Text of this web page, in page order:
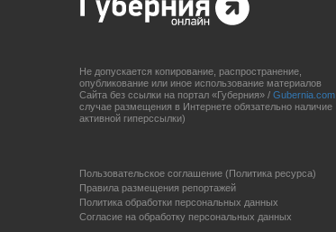
Не допускается копирование, распространение,
опубликование или иное использование материалов
Сайта без ссылки на портал «Губерния» / Gubernia.com
случае размещения в Интернете обязательно наличие
активной гиперссылки)
Пользовательское соглашение (Политика ресурса)
Правила размещения репортажей
Политика обработки персональных данных
Согласие на обработку персональных данных